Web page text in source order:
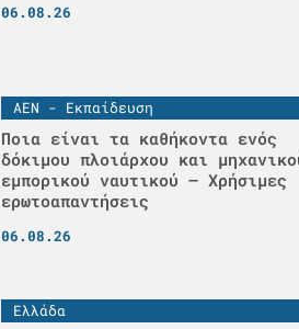
06.08.26
ΑΕΝ - Εκπαίδευση
Ποια είναι τα καθήκοντα ενός
δόκιμου πλοιάρχου και
εμπορικού ναυτικού – Χρήσιμες
ερωτοαπαντήσεις
06.08.26
Ελλάδα